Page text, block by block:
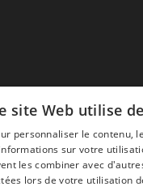
site Web utilise
personnaliser le contenu,
sur votre
les combiner avec
lors de votre utilisation